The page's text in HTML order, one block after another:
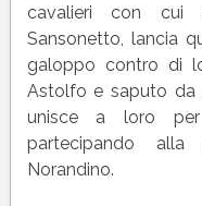
cavalieri con cui
Sansonetto, lancia
galoppo contro di
Astolfo e saputo da
unisce a loro
partecipando
Norandino.